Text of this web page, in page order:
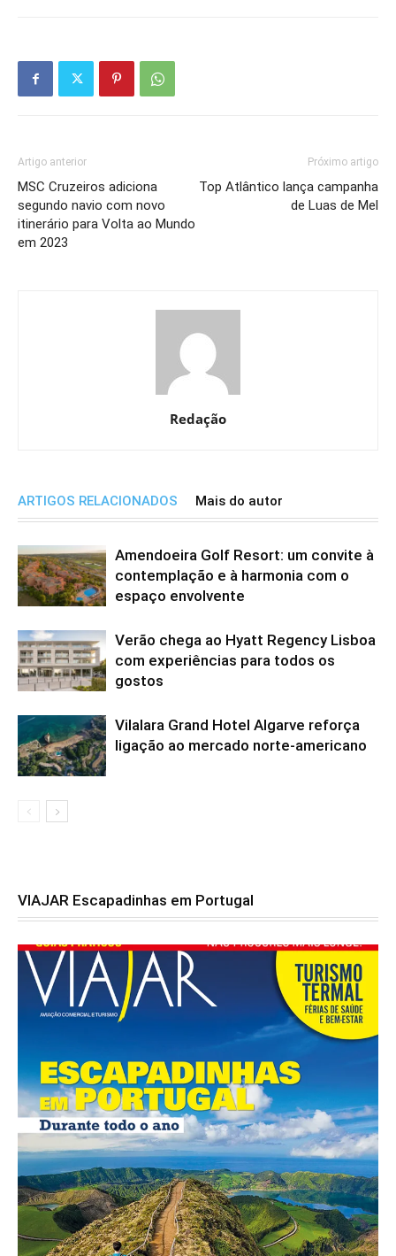
Artigo anterior
MSC Cruzeiros adiciona
segundo navio com novo
itinerário para Volta ao Mundo
em 2023
Próximo artigo
Top Atlântico lança campanha
de Luas de Mel
Redação
ARTIGOS RELACIONADOS Mais do autor
Amendoeira Golf Resort: um convite à
contemplação e à harmonia com o
espaço envolvente
Verão chega ao Hyatt Regency Lisboa
com experiências para todos os
gostos
Vilalara Grand Hotel Algarve reforça
ligação ao mercado norte-americano
VIAJAR Escapadinhas em Portugal